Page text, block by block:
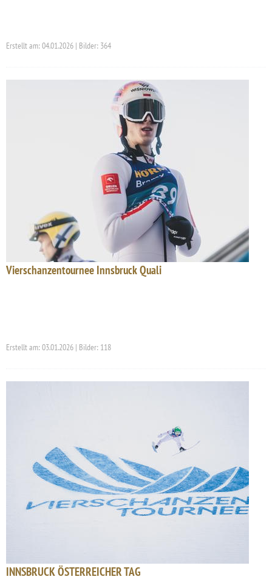
Erstellt am: 04.01.2026 | Bilder: 364
Vierschanzentournee Innsbruck Quali
Erstellt am: 03.01.2026 | Bilder: 118
INNSBRUCK ÖSTERREICHER TAG